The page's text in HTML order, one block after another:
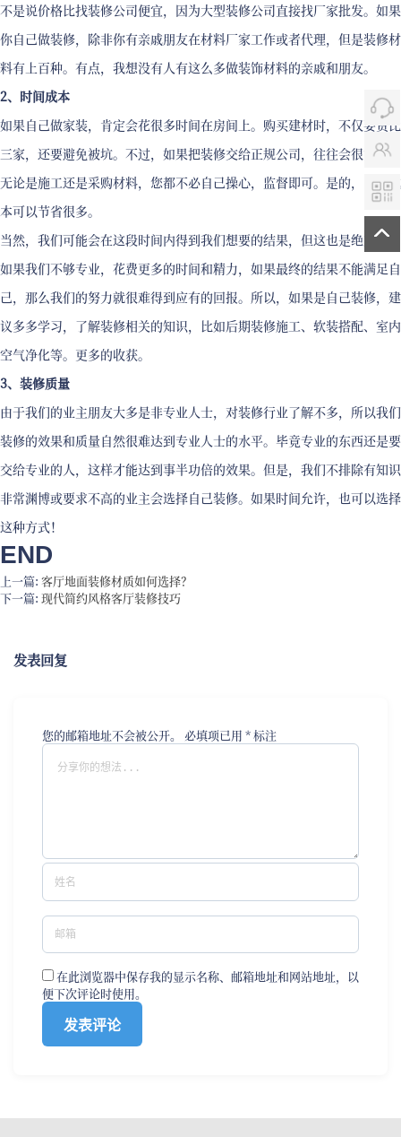
不是说价格比找装修公司便宜，因为大型装修公司直接找厂家批发。如果
你自己做装修，除非你有亲戚朋友在材料厂家工作或者代理，但是装修材
料有上百种。有点，我想没有人有这么多做装饰材料的亲戚和朋友。
2、时间成本
如果自己做家装，肯定会花很多时间在房间上。购买建材时，不仅要货比
三家，还要避免被坑。不过，如果把装修交给正规公司，往往会很方便。
无论是施工还是采购材料，您都不必自己操心，监督即可。是的，时间成
本可以节省很多。
当然，我们可能会在这段时间内得到我们想要的结果，但这也是绝对的。
如果我们不够专业，花费更多的时间和精力，如果最终的结果不能满足自
己，那么我们的努力就很难得到应有的回报。所以，如果是自己装修，建
议多多学习，了解装修相关的知识，比如后期装修施工、软装搭配、室内
空气净化等。更多的收获。
3、装修质量
由于我们的业主朋友大多是非专业人士，对装修行业了解不多，所以我们
装修的效果和质量自然很难达到专业人士的水平。毕竟专业的东西还是要
交给专业的人，这样才能达到事半功倍的效果。但是，我们不排除有知识
非常渊博或要求不高的业主会选择自己装修。如果时间允许，也可以选择
这种方式！
END
上一篇: 客厅地面装修材质如何选择？
下一篇: 现代简约风格客厅装修技巧
发表回复
您的邮箱地址不会被公开。 必填项已用 *标注
在此浏览器中保存我的显示名称、邮箱地址和网站地址，以
便下次评论时使用。